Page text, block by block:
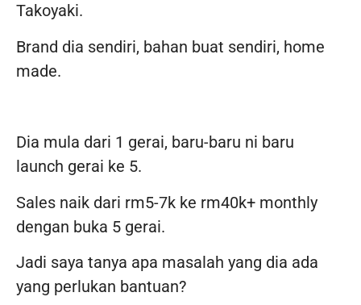
Takoyaki.
Brand dia sendiri, bahan buat sendiri, home
made.
Dia mula dari 1 gerai, baru-baru ni baru
launch gerai ke 5.
Sales naik dari rm5-7k ke rm40k+ monthly
dengan buka 5 gerai.
Jadi saya tanya apa masalah yang dia ada
yang perlukan bantuan?